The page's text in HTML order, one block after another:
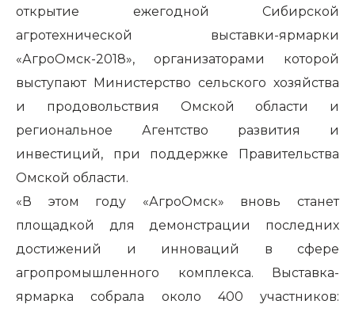
открытие ежегодной Сибирской
агротехнической выставки-ярмарки
«АгроОмск-2018», организаторами которой
выступают Министерство сельского хозяйства
и продовольствия Омской области и
региональное Агентство развития и
инвестиций, при поддержке Правительства
Омской области.
«В этом году «АгроОмск» вновь станет
площадкой для демонстрации последних
достижений и инноваций в сфере
агропромышленного комплекса. Выставка-
ярмарка собрала около 400 участников: